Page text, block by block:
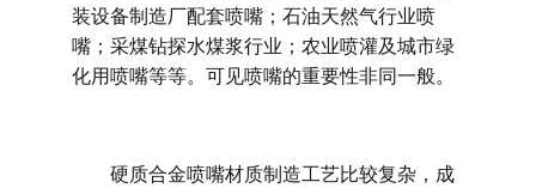
装设备制造厂配套喷嘴；石油天然气行业喷
嘴；采煤钻探水煤浆行业；农业喷灌及城市绿
化用喷嘴等等。可见喷嘴的重要性非同一般。
硬质合金喷嘴材质制造工艺比较复杂，成